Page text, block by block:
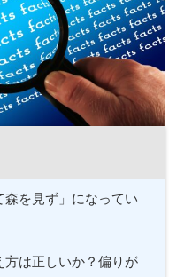
を見ず」になってい
は正しいか？偏りが